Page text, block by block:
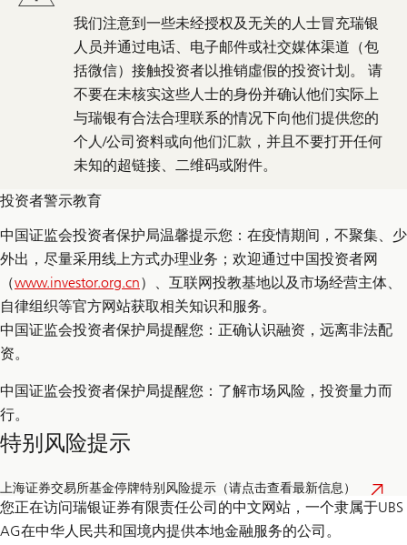
我们注意到一些未经授权及无关的人士冒充瑞银
人员并通过电话、电子邮件或社交媒体渠道（包
括微信）接触投资者以推销虛假的投资计划。 请
不要在未核实这些人士的身份并确认他们实际上
与瑞银有合法合理联系的情况下向他们提供您的
个人/公司资料或向他们汇款，并且不要打开任何
未知的超链接、二维码或附件。
投资者警示教育
中国证监会投资者保护局温馨提示您：在疫情期间，不聚集、少
外出，尽量采用线上方式办理业务；欢迎通过中国投资者网
（www.investor.org.cn）、互联网投教基地以及市场经营主体、
自律组织等官方网站获取相关知识和服务。
中国证监会投资者保护局提醒您：正确认识融资，远离非法配
资。
中国证监会投资者保护局提醒您：了解市场风险，投资量力而
行。
特别风险提示
上海证券交易所基金停牌特别风险提示（请点击查看最新信息）
您正在访问瑞银证券有限责任公司的中文网站，一个隶属于UBS
AG在中华人民共和国境内提供本地金融服务的公司。